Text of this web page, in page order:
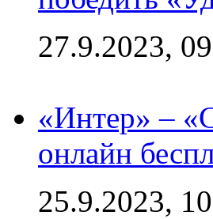
27.9.2023,
«Интер» –
онлайн
25.9.2023,